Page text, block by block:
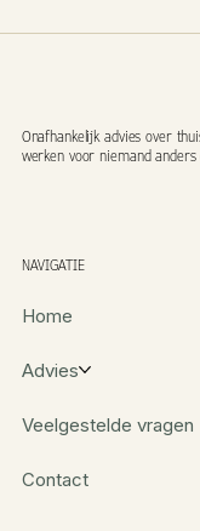
NAVIGATIE
Onafhankelijk advies over
werken voor niemand anders
Home
Advies
Veelgestelde vragen
Contact